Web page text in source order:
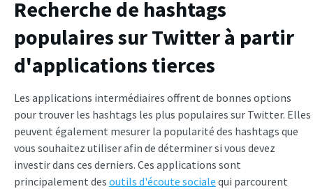
Recherche de hashtags
populaires sur Twitter à partir
d'applications tierces
Les applications intermédiaires offrent de bonnes options
pour trouver les hashtags les plus populaires sur Twitter. Elles
peuvent également mesurer la popularité des hashtags que
vous souhaitez utiliser afin de déterminer si vous devez
investir dans ces derniers. Ces applications sont
principalement des outils d'écoute sociale qui parcourent